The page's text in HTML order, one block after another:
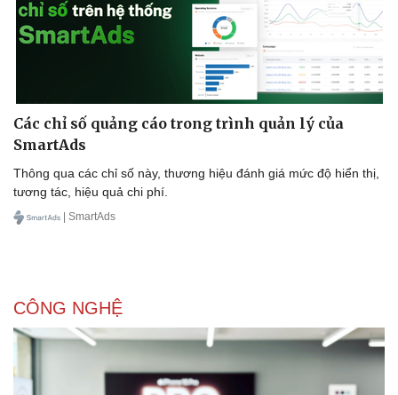
Doanh nghiệp
Thông tin doanh nghiệp
Doanh nghiệp 24h
Vì cộng đồng
Sành điệu
Chuyển đổi số
Các chỉ số quảng cáo trong trình quản lý của
SmartAds
Thông qua các chỉ số này, thương hiệu đánh giá mức độ hiển thị,
tương tác, hiệu quả chi phí.
| SmartAds
CÔNG NGHỆ